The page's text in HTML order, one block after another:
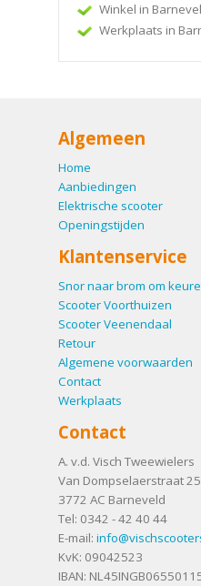
Winkel in
Werkplaats in
Algemeen
Home
Aanbiedingen
Elektrische scooter
Openingstijden
Klantenservice
Snor naar brom om
Scooter Voorthuizen
Scooter Veenendaal
Retour
Algemene voorwaarden
Contact
Werkplaats
Contact
A. v.d. Visch Tweewielers
Van Dompselaerstraat 25
3772 AC Barneveld
Tel: 0342 - 42 40 44
E-mail:
KvK: 09042523
IBAN: